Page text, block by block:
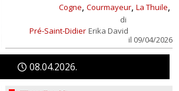
Cogne, Courmayeur, La Thuile,
Pré-Saint-Didier
di
Erika David
il 09/04/2026
0804 2026